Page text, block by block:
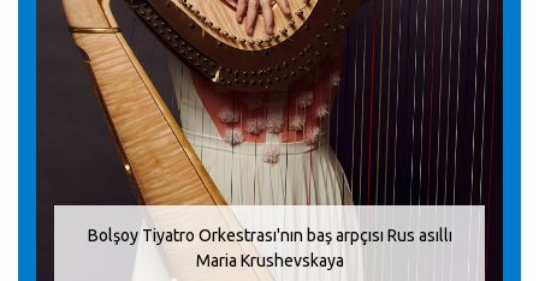
Bolşoy Tiyatro Orkestrası'nın baş arpçısı Rus asıllı
Maria Krushevskaya